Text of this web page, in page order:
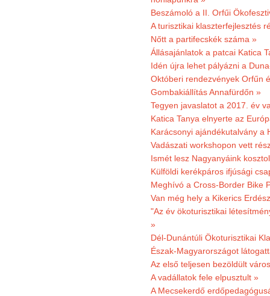
Beszámoló a II. Orfűi
A turisztikai klaszterfejlesztés
Nőtt a partifecskék száma »
Állásajánlatok a patcai Katica
Idén újra lehet pályázni a
Októberi rendezvények Orfűn
Gombakiállítás Annafürdőn »
Tegyen javaslatot a 2017. év
Katica Tanya elnyerte az
Karácsonyi ajándékutalvány a
Vadászati workshopon vett
Ismét lesz Nagyanyáink
Külföldi kerékpáros ifjúsági
Meghívó a Cross-Border Bike
Van még hely a Kikerics
"Az év ökoturisztikai
»
Dél-Dunántúli Ökoturisztikai
Észak-Magyarországot
Az első teljesen bezöldült
A vadállatok fele elpusztult »
A Mecsekerdő